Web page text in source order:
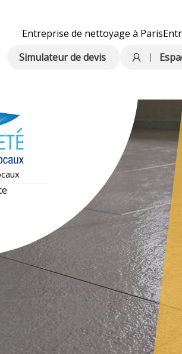
Entreprise de nettoyage à Paris
Simulateur de devis